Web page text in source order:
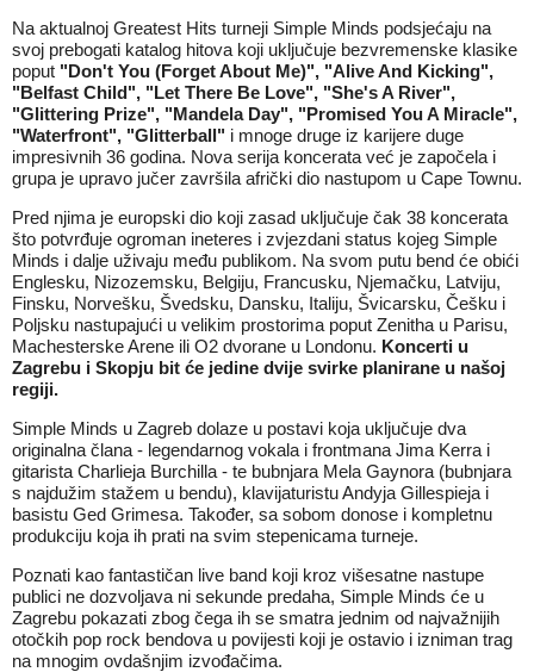
Na aktualnoj Greatest Hits turneji Simple Minds podsjećaju na
svoj prebogati katalog hitova koji uključuje bezvremenske klasike
poput "Don't You (Forget About Me)", "Alive And Kicking",
"Belfast Child", "Let There Be Love", "She's A River",
"Glittering Prize", "Mandela Day", "Promised You A Miracle",
"Waterfront", "Glitterball" i mnoge druge iz karijere duge
impresivnih 36 godina. Nova serija koncerata već je započela i
grupa je upravo jučer završila afrički dio nastupom u Cape Townu.
Pred njima je europski dio koji zasad uključuje čak 38 koncerata
što potvrđuje ogroman ineteres i zvjezdani status kojeg Simple
Minds i dalje uživaju među publikom. Na svom putu bend će obići
Englesku, Nizozemsku, Belgiju, Francusku, Njemačku, Latviju,
Finsku, Norvešku, Švedsku, Dansku, Italiju, Švicarsku, Češku i
Poljsku nastupajući u velikim prostorima poput Zenitha u Parisu,
Machesterske Arene ili O2 dvorane u Londonu. Koncerti u
Zagrebu i Skopju bit će jedine dvije svirke planirane u našoj
regiji.
Simple Minds u Zagreb dolaze u postavi koja uključuje dva
originalna člana - legendarnog vokala i frontmana Jima Kerra i
gitarista Charlieja Burchilla - te bubnjara Mela Gaynora (bubnjara
s najdužim stažem u bendu), klavijaturistu Andyja Gillespieja i
basistu Ged Grimesa. Također, sa sobom donose i kompletnu
produkciju koja ih prati na svim stepenicama turneje.
Poznati kao fantastičan live band koji kroz višesatne nastupe
publici ne dozvoljava ni sekunde predaha, Simple Minds će u
Zagrebu pokazati zbog čega ih se smatra jednim od najvažnijih
otočkih pop rock bendova u povijesti koji je ostavio i izniman trag
na mnogim ovdašnjim izvođačima.